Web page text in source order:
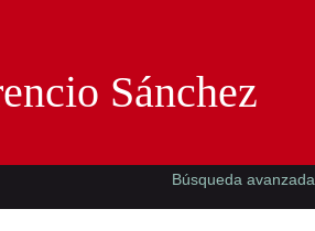
Sánchez
Búsqueda avanzada